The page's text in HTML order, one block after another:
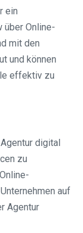
ein
über Online-
mit den
und können
effektiv zu
digital
zu
auf
Agentur